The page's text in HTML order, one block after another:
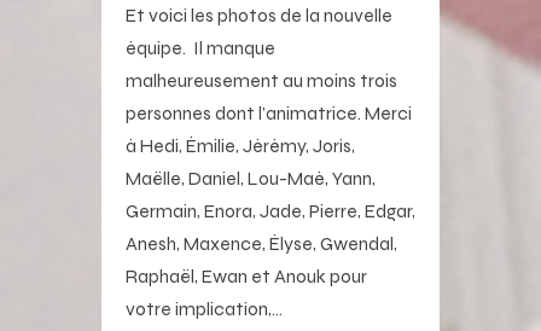
Et voici les photos de la nouvelle
équipe. Il manque
malheureusement au moins trois
personnes dont l’animatrice. Merci
à Hedi, Émilie, Jérémy, Joris,
Maëlle, Daniel, Lou-Maé, Yann,
Germain, Enora, Jade, Pierre, Edgar,
Anesh, Maxence, Élyse, Gwendal,
Raphaël, Ewan et Anouk pour
votre implication,…